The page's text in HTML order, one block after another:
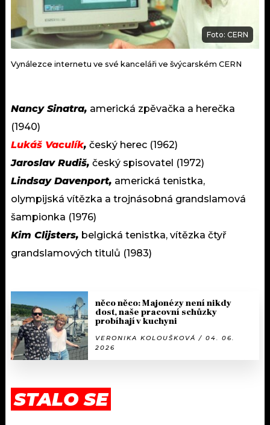
Foto: CERN
Vynálezce internetu ve své kanceláři ve švýcarském CERN
Nancy Sinatra, americká zpěvačka a herečka
(1940)
Lukáš Vaculík, český herec (1962)
Jaroslav Rudiš, český spisovatel (1972)
Lindsay Davenport, americká tenistka,
olympijská vítězka a trojnásobná grandslamová
šampionka (1976)
Kim Clijsters, belgická tenistka, vítězka čtyř
grandslamových titulů (1983)
něco něco: Majonézy není nikdy
dost, naše pracovní schůzky
probíhají v kuchyni
VERONIKA KOLOUŠKOVÁ / 04. 06.
2026
STALO SE